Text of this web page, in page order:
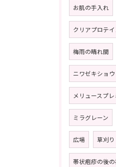
お肌の手入れ
クリアプロテイ
梅雨の晴れ間
ニワゼキショウ
メリュースプレ
ミラグレーン
広場 草刈り
帯状疱疹の後